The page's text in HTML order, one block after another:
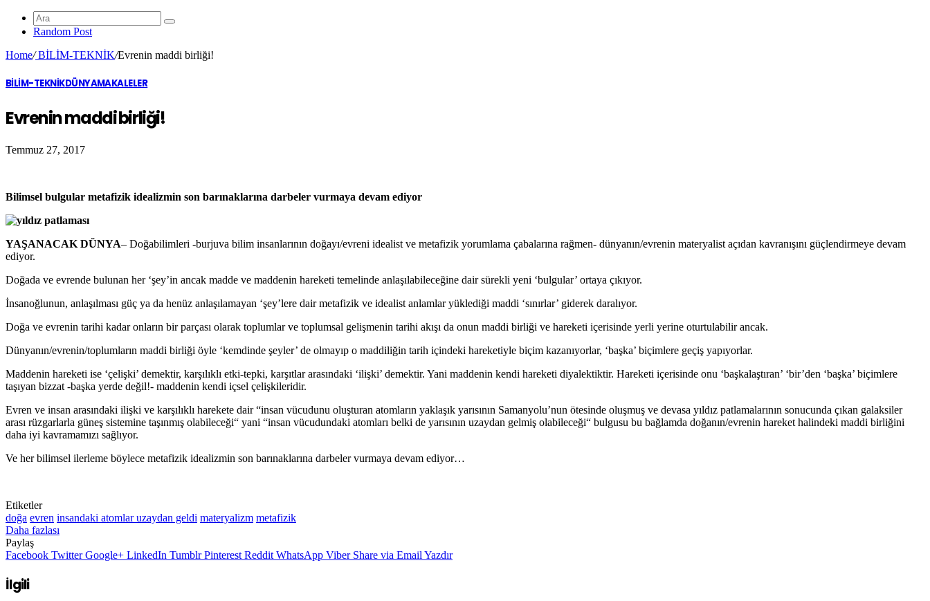
Random Post
Home/BİLİM-TEKNİK/Evrenin maddi birliği!
BİLİM-TEKNİKDÜNYAMAKALELER
Evrenin maddi birliği!
Temmuz 27, 2017
Bilimsel bulgular metafizik idealizmin son barınaklarına darbeler vurmaya devam ediyor
YAŞANACAK DÜNYA– Doğabilimleri -burjuva bilim insanlarının doğayı/evreni idealist ve metafizik yorumlama çabalarına rağmen- dünyanın/evrenin materyalist açıdan kavranışını güçlendirmeye devam
ediyor.
Doğada ve evrende bulunan her ‘şey’in ancak madde ve maddenin hareketi temelinde anlaşılabileceğine dair sürekli yeni ‘bulgular’ ortaya çıkıyor.
İnsanoğlunun, anlaşılması güç ya da henüz anlaşılamayan ‘şey’lere dair metafizik ve idealist anlamlar yüklediği maddi ‘sınırlar’ giderek daralıyor.
Doğa ve evrenin tarihi kadar onların bir parçası olarak toplumlar ve toplumsal gelişmenin tarihi akışı da onun maddi birliği ve hareketi içerisinde yerli yerine oturtulabilir ancak.
Dünyanın/evrenin/toplumların maddi birliği öyle ‘kemdinde şeyler’ de olmayıp o maddiliğin tarih içindeki hareketiyle biçim kazanıyorlar, ‘başka’ biçimlere geçiş yapıyorlar.
Maddenin hareketi ise ‘çelişki’ demektir, karşılıklı etki-tepki, karşıtlar arasındaki ‘ilişki’ demektir. Yani maddenin kendi hareketi diyalektiktir. Hareketi içerisinde onu ‘başkalaştıran’ ‘bir’den ‘başka’ biçimlere
taşıyan bizzat -başka yerde değil!- maddenin kendi içsel çelişkileridir.
Evren ve insan arasındaki ilişki ve karşılıklı harekete dair “insan vücudunu oluşturan atomların yaklaşık yarısının Samanyolu’nun ötesinde oluşmuş ve devasa yıldız patlamalarının sonucunda çıkan galaksiler
arası rüzgarlarla güneş sistemine taşınmış olabileceği“ yani “insan vücudundaki atomları belki de yarısının uzaydan gelmiş olabileceği“ bulgusu bu bağlamda doğanın/evrenin hareket halindeki maddi birliğini
daha iyi kavramamızı sağlıyor.
Ve her bilimsel ilerleme böylece metafizik idealizmin son barınaklarına darbeler vurmaya devam ediyor…
Etiketler
doğa evren insandaki atomlar uzaydan geldi materyalizm metafizik
Daha fazlası
Paylaş
Facebook Twitter Google+ LinkedIn Tumblr Pinterest Reddit WhatsApp Viber Share via Email Yazdır
İlgili